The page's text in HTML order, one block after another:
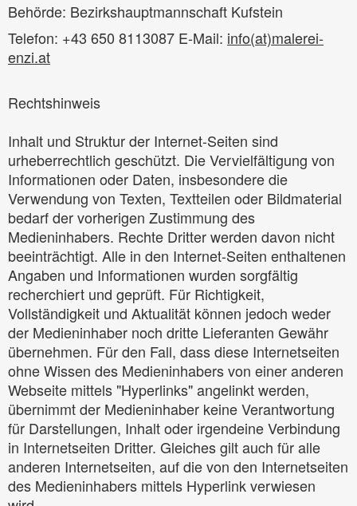
Behörde: Bezirkshauptmannschaft Kufstein
Telefon: +43 650 8113087 E-Mail: info(at)malerei-
enzi.at
Rechtshinweis
Inhalt und Struktur der Internet-Seiten sind
urheberrechtlich geschützt. Die Vervielfältigung von
Informationen oder Daten, insbesondere die
Verwendung von Texten, Textteilen oder Bildmaterial
bedarf der vorherigen Zustimmung des
Medieninhabers. Rechte Dritter werden davon nicht
beeinträchtigt. Alle in den Internet-Seiten enthaltenen
Angaben und Informationen wurden sorgfältig
recherchiert und geprüft. Für Richtigkeit,
Vollständigkeit und Aktualität können jedoch weder
der Medieninhaber noch dritte Lieferanten Gewähr
übernehmen. Für den Fall, dass diese Internetseiten
ohne Wissen des Medieninhabers von einer anderen
Webseite mittels "Hyperlinks" angelinkt werden,
übernimmt der Medieninhaber keine Verantwortung
für Darstellungen, Inhalt oder irgendeine Verbindung
in Internetseiten Dritter. Gleiches gilt auch für alle
anderen Internetseiten, auf die von den Internetseiten
des Medieninhabers mittels Hyperlink verwiesen